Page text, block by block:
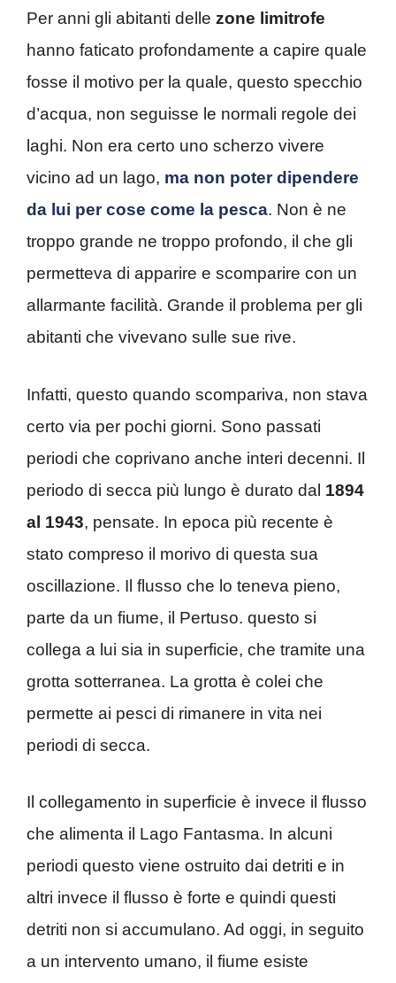
Per anni gli abitanti delle zone limitrofe
hanno faticato profondamente a capire quale
fosse il motivo per la quale, questo specchio
d’acqua, non seguisse le normali regole dei
laghi. Non era certo uno scherzo vivere
vicino ad un lago, ma non poter dipendere
da lui per cose come la pesca. Non è ne
troppo grande ne troppo profondo, il che gli
permetteva di apparire e scomparire con un
allarmante facilità. Grande il problema per gli
abitanti che vivevano sulle sue rive.
Infatti, questo quando scompariva, non stava
certo via per pochi giorni. Sono passati
periodi che coprivano anche interi decenni. Il
periodo di secca più lungo è durato dal 1894
al 1943, pensate. In epoca più recente è
stato compreso il morivo di questa sua
oscillazione. Il flusso che lo teneva pieno,
parte da un fiume, il Pertuso. questo si
collega a lui sia in superficie, che tramite una
grotta sotterranea. La grotta è colei che
permette ai pesci di rimanere in vita nei
periodi di secca.
Il collegamento in superficie è invece il flusso
che alimenta il Lago Fantasma. In alcuni
periodi questo viene ostruito dai detriti e in
altri invece il flusso è forte e quindi questi
detriti non si accumulano. Ad oggi, in seguito
a un intervento umano, il fiume esiste